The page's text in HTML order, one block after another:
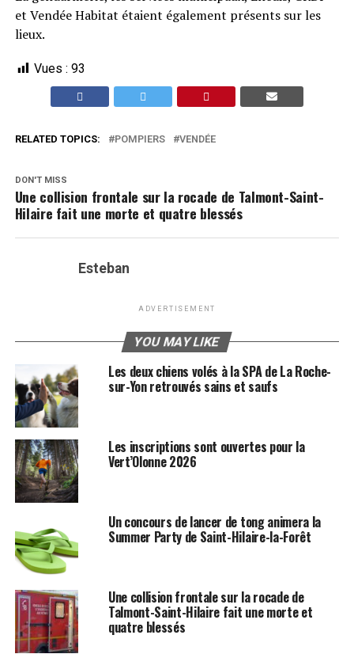
et Vendée Habitat étaient également présents sur les
lieux.
Vues : 93
RELATED TOPICS: POMPIERS VENDÉE
DON'T MISS
Une collision frontale sur la rocade de Talmont-Saint-
Hilaire fait une morte et quatre blessés
Esteban
ADVERTISEMENT
YOU MAY LIKE
Les deux chiens volés à la SPA de La Roche-
sur-Yon retrouvés sains et saufs
Les inscriptions sont ouvertes pour la
Vert’Olonne 2026
Un concours de lancer de tong animera la
Summer Party de Saint-Hilaire-la-Forêt
Une collision frontale sur la rocade de
Talmont-Saint-Hilaire fait une morte et
quatre blessés